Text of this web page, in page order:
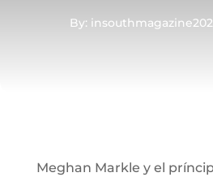
By:
Meghan Markle y el